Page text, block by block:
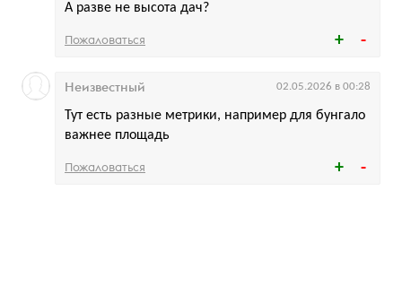
А разве не высота дач?
Пожаловаться
Тут есть разные метрики, например для бунгало
важнее площадь
Неизвестный 02.05.2026 в 00:28
Пожаловаться